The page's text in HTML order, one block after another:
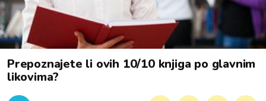
Prepoznajete li ovih 10/10 knjiga po glavnim
likovima?